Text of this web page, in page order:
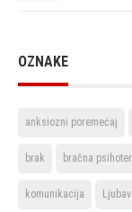
OZNAKE
anksiozni poremećaj
brak bračna
komunikacija Ljubav